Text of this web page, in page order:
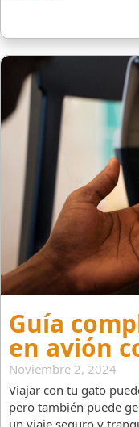
Guía
en avión
Noviembre 2, 2024
Viajar con tu gato
pero también puede